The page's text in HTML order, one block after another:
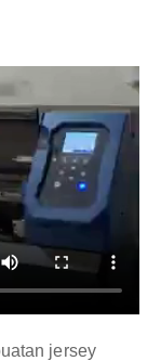
jersey